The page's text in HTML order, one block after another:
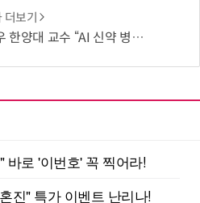
더보기
약 병목, K-문샷으로 극복해 개발 속도 10배 향상”